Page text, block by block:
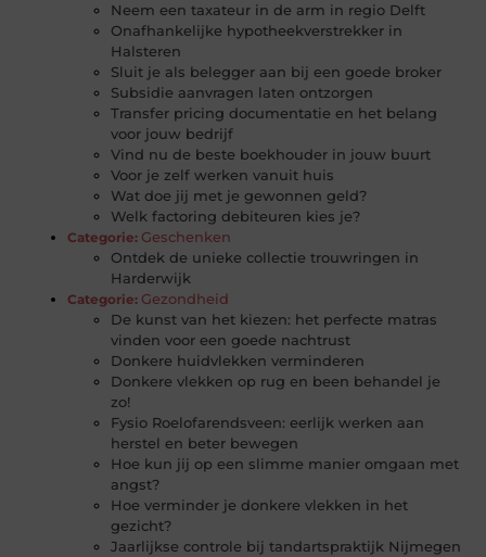
Neem een taxateur in de arm in regio Delft
Onafhankelijke hypotheekverstrekker in
Halsteren
Sluit je als belegger aan bij een goede broker
Subsidie aanvragen laten ontzorgen
Transfer pricing documentatie en het belang
voor jouw bedrijf
Vind nu de beste boekhouder in jouw buurt
Voor je zelf werken vanuit huis
Wat doe jij met je gewonnen geld?
Welk factoring debiteuren kies je?
Categorie: Geschenken
Ontdek de unieke collectie trouwringen in
Harderwijk
Categorie: Gezondheid
De kunst van het kiezen: het perfecte matras
vinden voor een goede nachtrust
Donkere huidvlekken verminderen
Donkere vlekken op rug en been behandel je
zo!
Fysio Roelofarendsveen: eerlijk werken aan
herstel en beter bewegen
Hoe kun jij op een slimme manier omgaan met
angst?
Hoe verminder je donkere vlekken in het
gezicht?
Jaarlijkse controle bij tandartspraktijk Nijmegen